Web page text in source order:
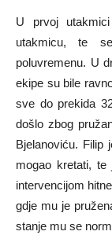
U prvoj
utakmicu, te
poluvremenu. U
ekipe su bile
sve do prekida
došlo zbog
Bjelanoviću. Filip
mogao kretati,
intervencijom
gdje mu je
stanje mu se